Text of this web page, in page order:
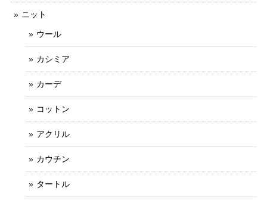
ニット
ウール
カシミア
カーデ
コットン
アクリル
カウチン
タートル